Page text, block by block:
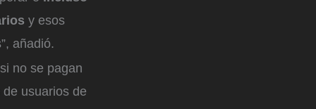
y esos
añadió.
no se pagan
usuarios de